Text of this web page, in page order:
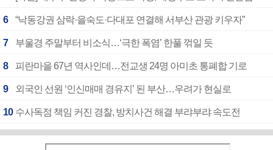
6 “낙동강권 삼락·을숙도·다대포 연결해 서부산 관광 키우자”
7 부울경 주말부터 비소식…‘극한 폭염’ 한풀 꺾일 듯
8 피란마을 67년 역사인데…전교생 24명 아미초 통폐합 기로
9 외국인 선원 ‘인신매매 경유지’ 된 부산…우려가 현실로
10 수사독점 책임 커진 경찰, 방치사건 해결 부랴부랴 속도전